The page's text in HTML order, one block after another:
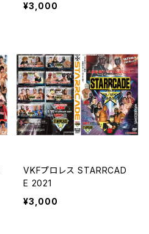
¥3,000
VKFプロレス STARRCAD
E 2021
¥3,000